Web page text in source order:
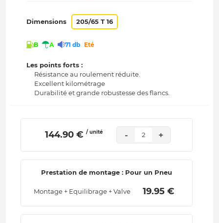
Dimensions 205/65 T 16
B A 71 db Eté
Les points forts :
Résistance au roulement réduite.
Excellent kilométrage
Durabilité et grande robustesse des flancs.
144.90 € / unité - 2 +
Prestation de montage : Pour un Pneu
Montage + Equilibrage + Valve 19.95 €